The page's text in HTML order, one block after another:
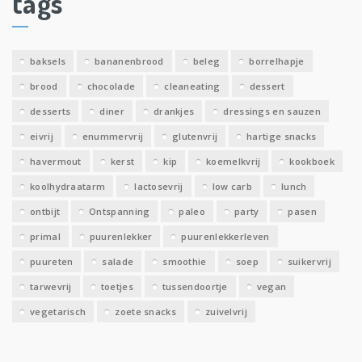
e
v
baksels bananenbrood beleg borrelhapje
brood chocolade cleaneating dessert
desserts diner drankjes dressings en sauzen
eivrij enummervrij glutenvrij hartige snacks
havermout kerst kip koemelkvrij kookboek
koolhydraatarm lactosevrij low carb lunch
ontbijt Ontspanning paleo party pasen
primal puurenlekker puurenlekkerleven
puureten salade smoothie soep suikervrij
tarwevrij toetjes tussendoortje vegan
vegetarisch zoete snacks zuivelvrij